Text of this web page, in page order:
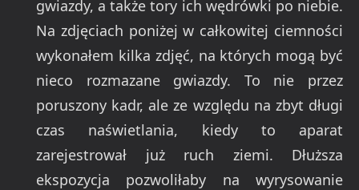
gwiazdy, a także tory ich wędrówki po niebie.
Na zdjęciach poniżej w całkowitej ciemności
wykonałem kilka zdjęć, na których mogą być
nieco rozmazane gwiazdy. To nie przez
poruszony kadr, ale ze względu na zbyt długi
czas naświetlania, kiedy to aparat
zarejestrował już ruch ziemi. Dłuższa
ekspozycja pozwoliłaby na wyrysowanie